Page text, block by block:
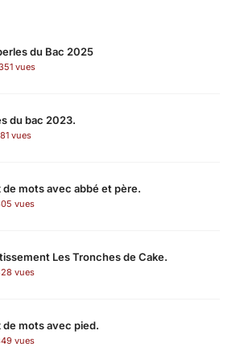
du Bac 2025
vues
du bac 2023.
vues
de mots avec abbé et père.
vues
Les Tronches de Cake.
vues
de mots avec pied.
vues